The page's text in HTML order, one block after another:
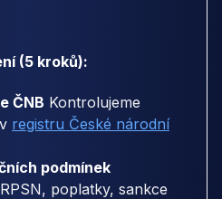
(5 kroků):
ČNB Kontrolujeme
registru České národní
podmínek
poplatky, sankce